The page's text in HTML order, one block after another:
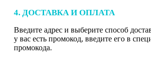
4. ДОСТАВКА И ОПЛАТА
Введите адрес и выберите способ
у вас есть промокод, введите его в
промокода.